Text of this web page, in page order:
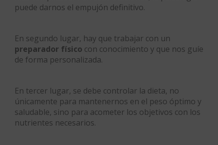
puede darnos el empujón definitivo.
En segundo lugar, hay que trabajar con un
preparador físico con conocimiento y que nos guíe
de forma personalizada.
En tercer lugar, se debe controlar la dieta, no
únicamente para mantenernos en el peso óptimo y
saludable, sino para acometer los objetivos con los
nutrientes necesarios.